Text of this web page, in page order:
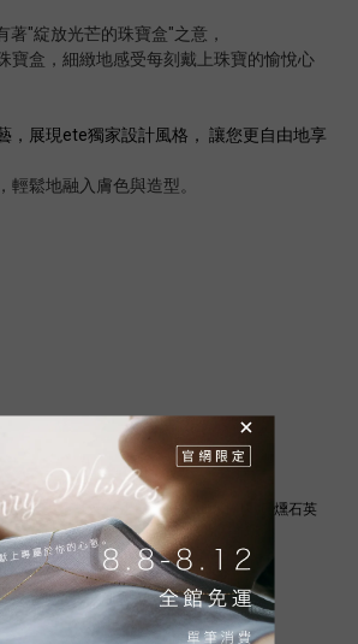
著"綻放光芒的珠寶盒"之意，
寶盒，細緻地感受每刻戴上珠寶的愉悅心
， 展現ete獨家設計風格， 讓您更自由地享
輕鬆地融入膚色與造型。
ete K18YG L'ecrin 檸檬/煙燻石英
一字造型項鍊
NT$31,500